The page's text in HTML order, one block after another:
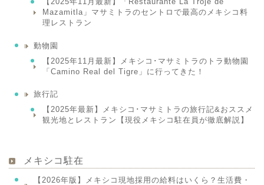
Mazamitla」マサミトラのセントロで最高のメキシコ料
理レストラン
動物園
【2025年11月最新】メキシコ･マサミトラのトラ動物園
「Camino Real del Tigre」に行ってきた！
旅行記
【2025年最新】メキシコ･マサミトラの旅行記&おススメ
観光地とレストラン【現役メキシコ駐在員が徹底解説】
メキシコ駐在
【2026年版】メキシコ現地採用の給料はいくら？生活費・